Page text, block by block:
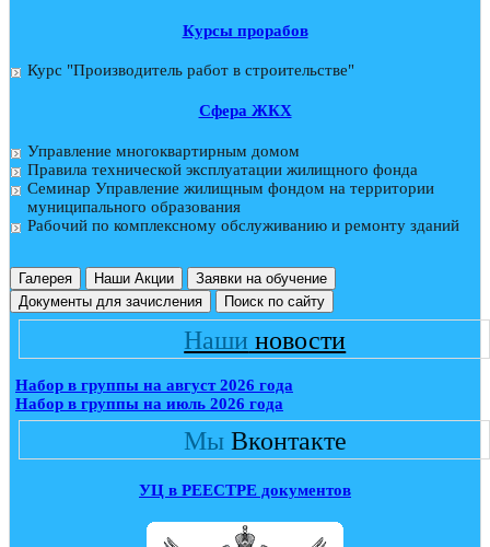
Курсы прорабов
Курс "Производитель работ в строительстве"
Cфера ЖКХ
Управление многоквартирным домом
Правила технической эксплуатации жилищного фонда
Семинар Управление жилищным фондом на территории
муниципального образования
Рабочий по комплексному обслуживанию и ремонту зданий
Галерея Наши Акции
Заявки на обучение
Документы для зачисления
Поиск по сайту
Наши новости
Набор в группы на август 2026 года
Набор в группы на июль 2026 года
МыВконтакте
УЦ в РЕЕСТРЕ документов